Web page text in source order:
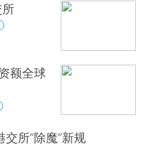
额全球
所“除魔”新规